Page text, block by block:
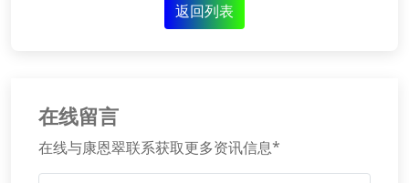
返回列表
在线留言
在线与康恩翠联系获取更多资讯信息*